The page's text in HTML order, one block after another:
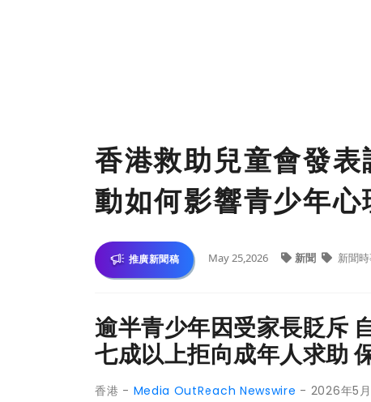
香港救助兒童會發
動如何影響青少年心
推廣新聞稿 May 25,2026 新聞 新聞
逾半青少年因受家長貶斥
七成以上拒向成年人求助
香港 - Media OutReach Newswire - 2026年5月